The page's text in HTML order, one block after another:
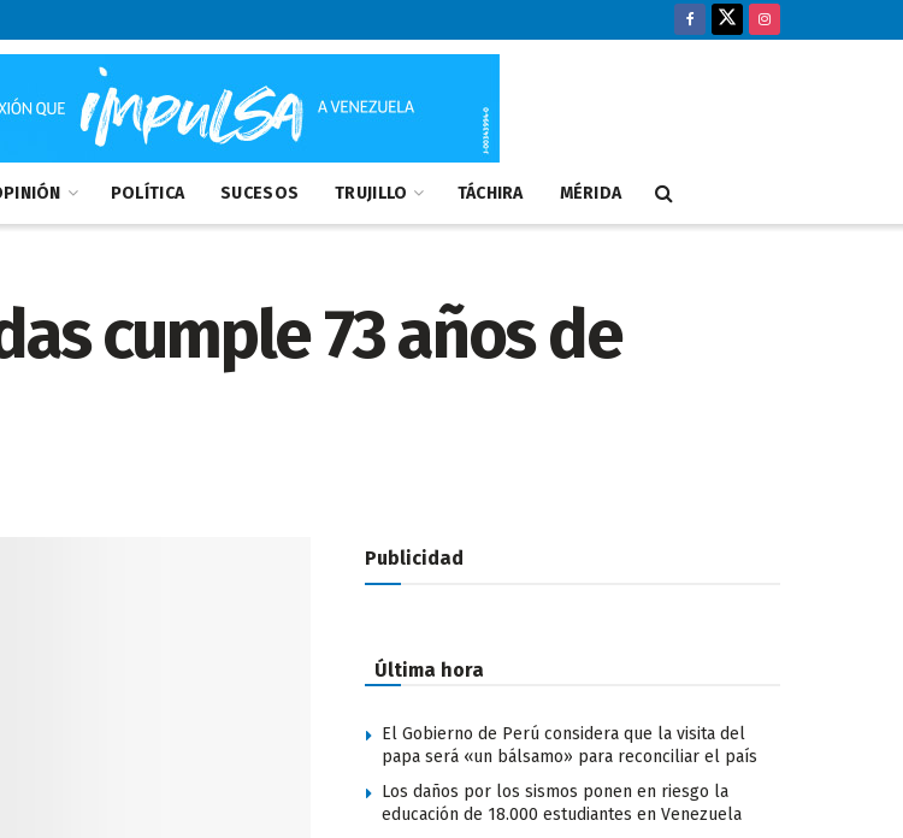
POLÍTICA SUCESOS TRUJILLO TÁCHIRA MÉRIDA
cumple 73 años de
Publicidad
Última hora
El Gobierno de Perú considera que la visita del
papa será «un bálsamo» para reconciliar el país
Los daños por los sismos ponen en riesgo la
educación de 18.000 estudiantes en Venezuela